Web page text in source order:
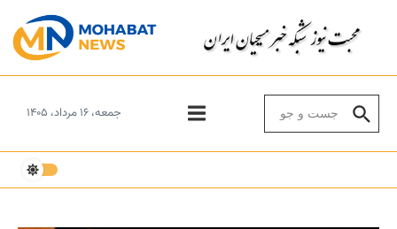
جمعه، ۱۶ مرداد، ۱۴۰۵